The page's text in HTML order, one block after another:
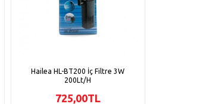
Hailea HL-BT200 İç Filtre 3W
200Lt/H
725,00TL